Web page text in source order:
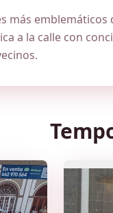
más emblemáticos
a la calle con